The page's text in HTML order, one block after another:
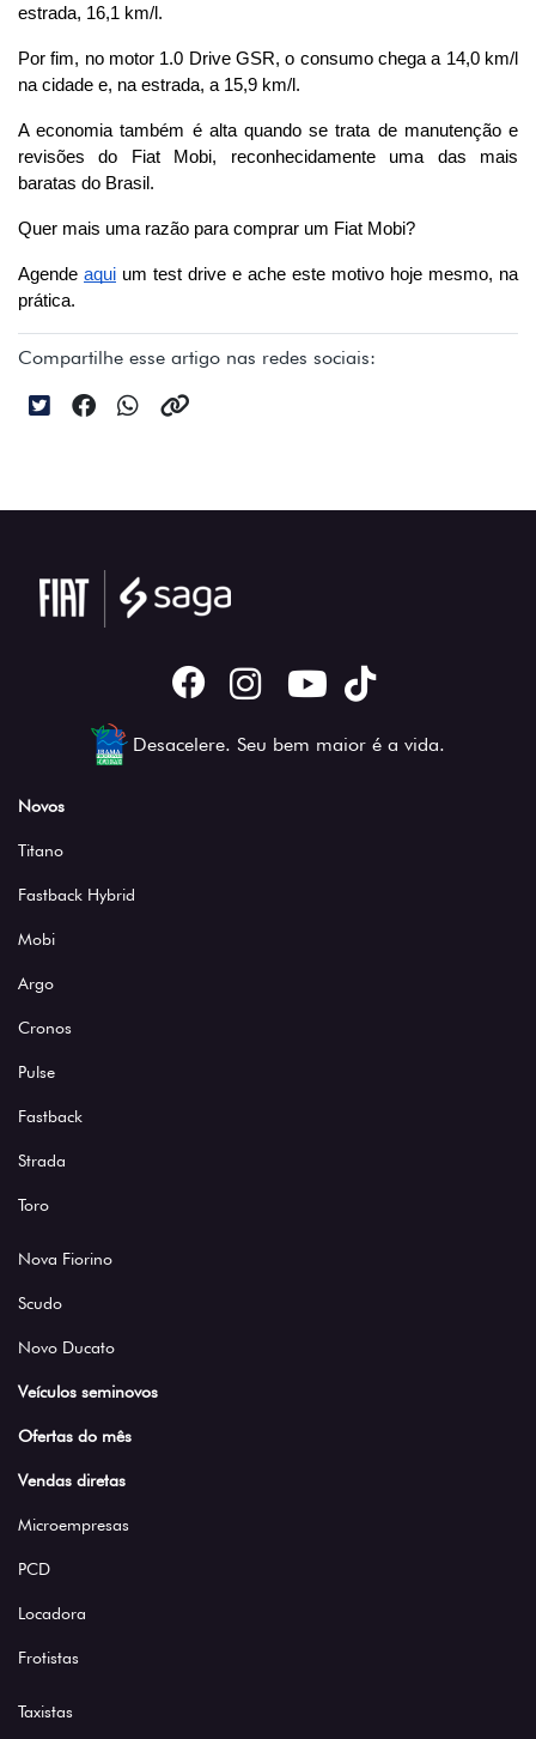
estrada, 16,1 km/l.
Por fim, no motor 1.0 Drive GSR, o consumo chega a 14,0 km/l
na cidade e, na estrada, a 15,9 km/l.
A economia também é alta quando se trata de manutenção e
revisões do Fiat Mobi, reconhecidamente uma das mais
baratas do Brasil.
Quer mais uma razão para comprar um Fiat Mobi?
Agende aqui um test drive e ache este motivo hoje mesmo, na
prática.
Compartilhe esse artigo nas redes sociais:
Desacelere. Seu bem maior é a vida.
Novos
Titano
Fastback Hybrid
Mobi
Argo
Cronos
Pulse
Fastback
Strada
Toro
Nova Fiorino
Scudo
Novo Ducato
Veículos seminovos
Ofertas do mês
Vendas diretas
Microempresas
PCD
Locadora
Frotistas
Taxistas